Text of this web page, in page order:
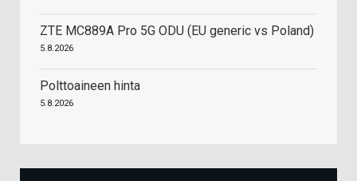
ZTE MC889A Pro 5G ODU (EU generic vs Poland)
5.8.2026
Polttoaineen hinta
5.8.2026